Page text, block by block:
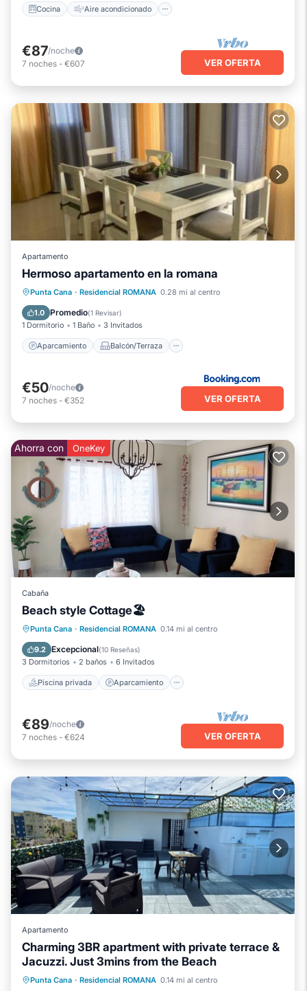
Cocina Aire acondicionado
€87/noche
7 noches - €607 VER OFERTA
Apartamento
Hermoso apartamento en la romana
Punta Cana · Residencial ROMANA 0.28 mi al centro
1.0 Promedio(1 Revisar)
1 Dormitorio 1 Baño 3 Invitados
Aparcamiento Balcón/Terraza
Aparcamiento
Balcón/Terraza
Aire acondicionado
€50/noche
7 noches - €352 VER OFERTA
Ahorra con OneKey
Cabaña
Beach style Cottage🏖
Punta Cana · Residencial ROMANA 0.14 mi al centro
9.2 Excepcional(10 Reseñas)
3 Dormitorios 2 baños 6 Invitados
Piscina privada Aparcamiento
Piscina privada
Aparcamiento
Piscina
Vista al mar
€89/noche
7 noches - €624 VER OFERTA
Apartamento
Charming 3BR apartment with private terrace &
Jacuzzi. Just 3mins from the Beach
Punta Cana · Residencial ROMANA 0.14 mi al centro
Frente al mar
Bañera de hidromasaje